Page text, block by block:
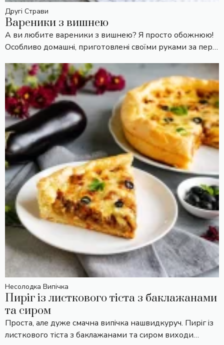
Другі Страви
Вареники з вишнею
А ви любите вареники з вишнею? Я просто обожнюю!
Особливо домашні, приготовлені своїми руками за пер…
Несолодка Випічка
Пиріг із листкового тіста з баклажанами
та сиром
Проста, але дуже смачна випічка нашвидкуруч. Пиріг із
листкового тіста з баклажанами та сиром виходи…